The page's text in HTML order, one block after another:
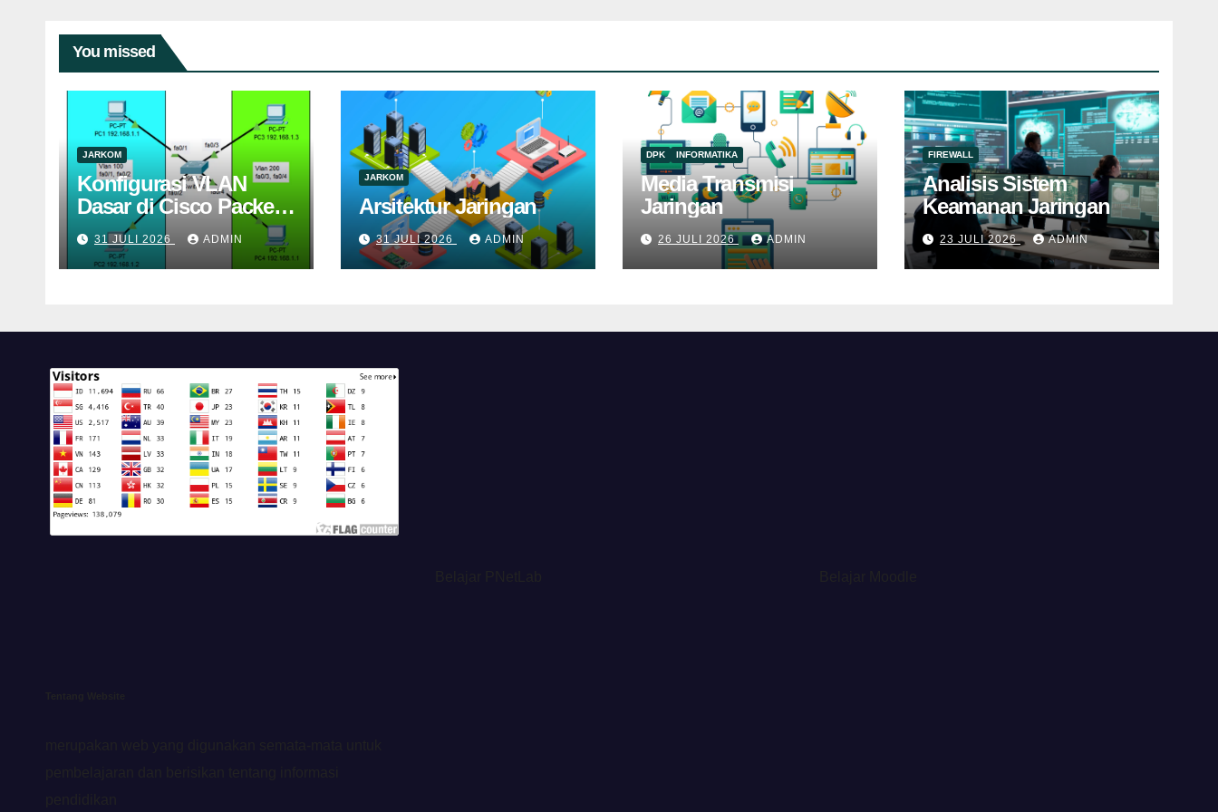
You missed
JARKOM
Konfigurasi VLAN
Dasar di Cisco Packet
Tracer
31 JULI 2026 ADMIN
JARKOM
Arsitektur Jaringan
31 JULI 2026 ADMIN
DPK INFORMATIKA
Media Transmisi
Jaringan
26 JULI 2026 ADMIN
FIREWALL
Analisis Sistem
Keamanan Jaringan
23 JULI 2026 ADMIN